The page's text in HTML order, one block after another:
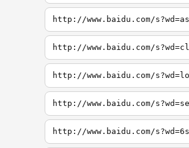
http://www.baidu.com/
http://www.baidu.com/
http://www.baidu.com/
http://www.baidu.com/
http://www.baidu.com/